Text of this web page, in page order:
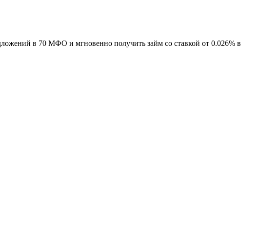
в 70 МФО и мгновенно получить займ со ставкой от 0.026% в